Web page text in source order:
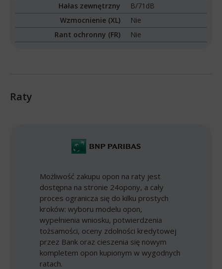
Hałas zewnętrzny
B/71dB
Wzmocnienie (XL)
Nie
Rant ochronny (FR)
Nie
Raty
Możliwość zakupu opon na raty jest
dostępna na stronie 24opony, a cały
proces ogranicza się do kilku prostych
kroków: wyboru modelu opon,
wypełnienia wniosku, potwierdzenia
tożsamości, oceny zdolności kredytowej
przez Bank oraz cieszenia się nowym
kompletem opon kupionym w wygodnych
ratach.